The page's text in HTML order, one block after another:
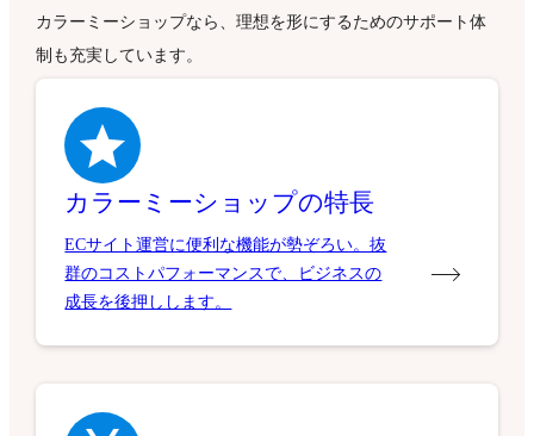
カラーミーショップなら、理想を形にするためのサポート体
制も充実しています。
カラーミーショップの特長
ECサイト運営に便利な機能が勢ぞろい。抜
群のコストパフォーマンスで、ビジネスの
成長を後押しします。